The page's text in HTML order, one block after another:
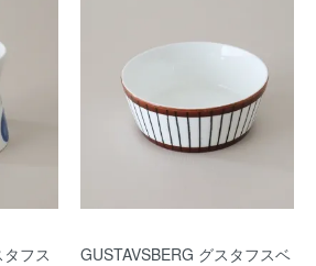
フス
GUSTAVSBERG グスタフスベ